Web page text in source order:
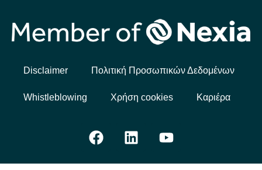
Disclaimer Πολιτική Προσωπικών Δεδομένων
Whistleblowing Χρήση cookies Καριέρα